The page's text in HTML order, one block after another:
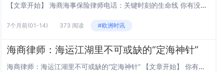
【文章开始】 海商海事保险律师电话：关键时刻的生命线 你有没有想过，万一你价值几个亿的货轮在海上突然遇到风暴，一船的货都泡了汤，或者更糟，跟别的船撞了，这个时候你第一个电话该打给谁？是保险公司？还是...其实，最该找的可能是那个你平时根本...
7个月前(01-14) 373 阅读 #欧洲时讯
海商律师：海运江湖里不可或缺的“定海神针”
海商律师：海运江湖里不可或缺的“定海神针” 【文章开始】 你有没有想过，一艘装载着上亿美元货物的巨轮，万一在海上出了事，比如撞了、沉了、或者货被海盗劫了…这后面得跟着多少剪不断理还乱的麻烦事儿？谁该负责？赔多少钱？怎么赔？条款怎么看？光靠...